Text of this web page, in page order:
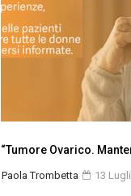
“Tumore Ovarico.
Paola Trombetta 13